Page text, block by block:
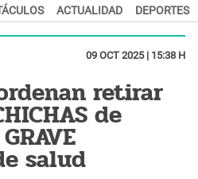
ACTUALIDAD DEPORTES
09 OCT 2025 | 15:38 H
retirar
de
salud